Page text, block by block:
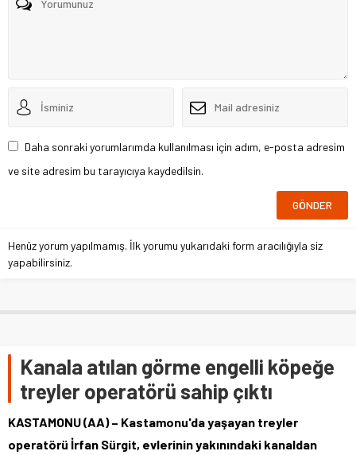
Daha sonraki yorumlarımda kullanılması için adım, e-posta adresim
ve site adresim bu tarayıcıya kaydedilsin.
Henüz yorum yapılmamış. İlk yorumu yukarıdaki form aracılığıyla siz
yapabilirsiniz.
Kanala atılan görme engelli köpeğe
treyler operatörü sahip çıktı
KASTAMONU (AA) – Kastamonu'da yaşayan treyler
operatörü İrfan Sürgit, evlerinin yakınındaki kanaldan